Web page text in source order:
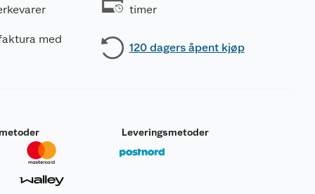
timer
med
120 dagers åpent kjøp
Leveringsmetoder